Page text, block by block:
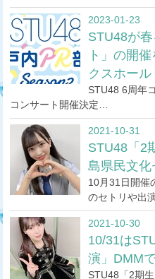
2023-01-23
STU48が
ト」の開
クスホール
STU48 6周年
コンサート開催決定…
2021-10-31
STU48「2
島県民文化
10月31日開催
のセトリや出
2021-10-30
10/31は
演」DMM
STU48「2期